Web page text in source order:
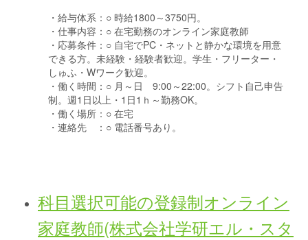
・給与体系： ○ 時給1800～3750円。
・仕事内容： ○ 在宅勤務のオンライン家庭教師
・応募条件： ○ 自宅でPC・ネットと静かな環境を用意
できる方。未経験・経験者歓迎。学生・フリーター・
しゅふ・Wワーク歓迎。
・働く時間： ○ 月～日 9:00～22:00。シフト自己申告
制。週1日以上・1日1ｈ～勤務OK。
・働く場所： ○ 在宅
・連絡先 ： ○ 電話番号あり。
科目選択可能の登録制オンライン
家庭教師(株式会社学研エル・スタ